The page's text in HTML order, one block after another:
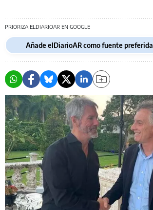
PRIORIZA ELDIARIOAR EN GOOGLE
Añade elDiarioAR como fuente preferida